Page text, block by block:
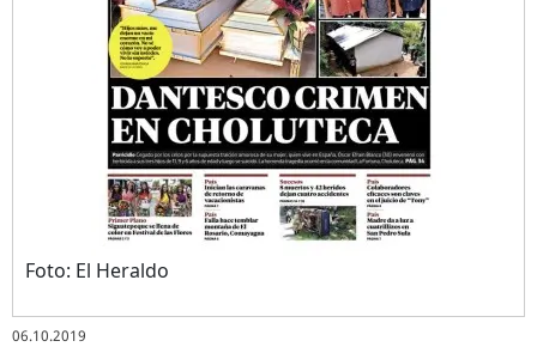
Foto: El Heraldo
06.10.2019